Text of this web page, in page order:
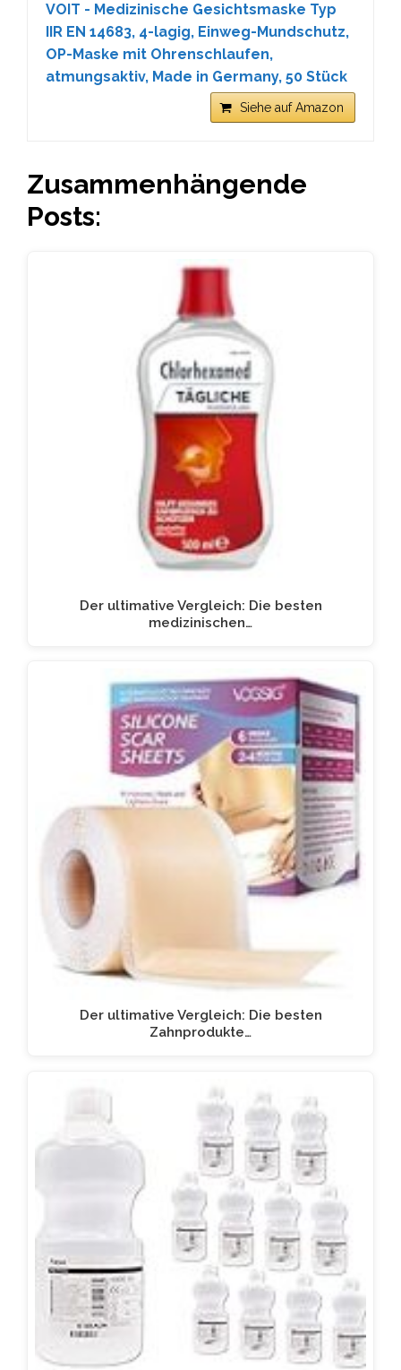
VOIT - Medizinische Gesichtsmaske Typ
IIR EN 14683, 4-lagig, Einweg-Mundschutz,
OP-Maske mit Ohrenschlaufen,
atmungsaktiv, Made in Germany, 50 Stück
Siehe auf Amazon
Zusammenhängende
Posts:
Der ultimative Vergleich: Die besten
medizinischen…
Der ultimative Vergleich: Die besten
Zahnprodukte…